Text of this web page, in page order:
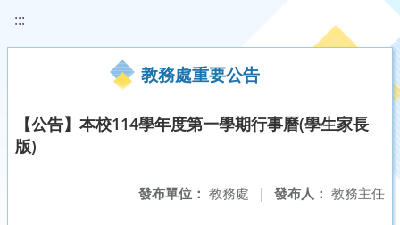
:::
教務處重要公告
【公告】本校114學年度第一學期行事曆(學生家長
版)
發布人： 教務主任
發布單位： 教務處 |